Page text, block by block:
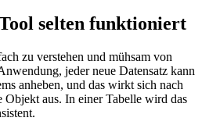
selten funktioniert
zu verstehen und mühsam von
jeder neue Datensatz kann
anheben, und das wirkt sich nach
Objekt aus. In einer Tabelle wird das